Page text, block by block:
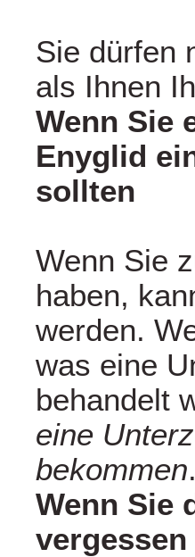
Sie dürfen
als Ihnen
Wenn Sie
Enyglid
sollten
Wenn Sie
haben,
werden.
was eine
behandelt
eine
bekommen.
Wenn Sie
vergessen